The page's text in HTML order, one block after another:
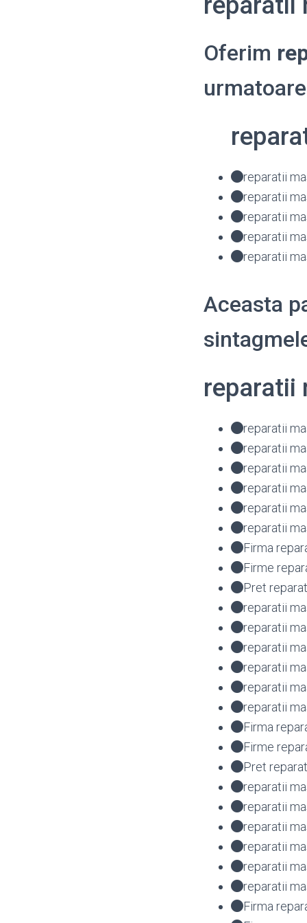
Oferim
reparatii
reparatii
reparatii
reparatii
reparatii
Aceasta
reparatii
reparatii
reparatii
reparatii
reparatii
reparatii
reparatii
Firma
Firme
Pret
reparatii
reparatii
reparatii
reparatii
reparatii
reparatii
Firma
Firme
Pret
reparatii
reparatii
reparatii
reparatii
reparatii
reparatii
Firma